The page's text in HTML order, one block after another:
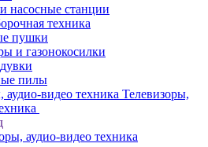
насосные станции
техника
пушки
и газонокосилки
пилы
Телевизоры,
аудио-видео техника